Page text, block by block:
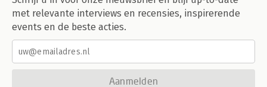
met relevante interviews en recensies, inspirerende
events en de beste acties.
Aanmelden